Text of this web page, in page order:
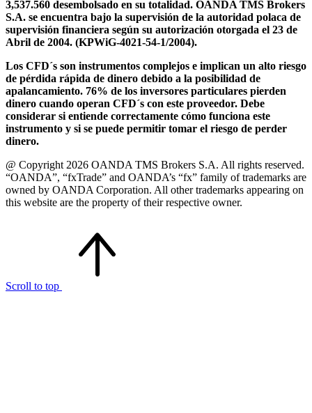
3,537.560 desembolsado en su totalidad. OANDA TMS Brokers
S.A. se encuentra bajo la supervisión de la autoridad polaca de
supervisión financiera según su autorización otorgada el 23 de
Abril de 2004. (KPWiG-4021-54-1/2004).
Los CFD´s son instrumentos complejos e implican un alto riesgo
de pérdida rápida de dinero debido a la posibilidad de
apalancamiento. 76% de los inversores particulares pierden
dinero cuando operan CFD´s con este proveedor. Debe
considerar si entiende correctamente cómo funciona este
instrumento y si se puede permitir tomar el riesgo de perder
dinero.
@ Copyright 2026 OANDA TMS Brokers S.A. All rights reserved.
“OANDA”, “fxTrade” and OANDA’s “fx” family of trademarks are
owned by OANDA Corporation. All other trademarks appearing on
this website are the property of their respective owner.
Scroll to top